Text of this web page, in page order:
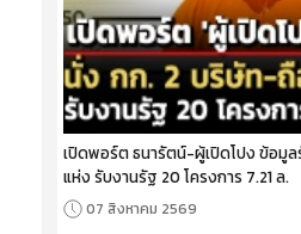
เปิดพอร์ต ธนารัตน์-ผู้เปิดโปง ข้อมูล
แห่ง รับงานรัฐ 20 โครงการ 7.21 ล.
07 สิงหาคม 2569